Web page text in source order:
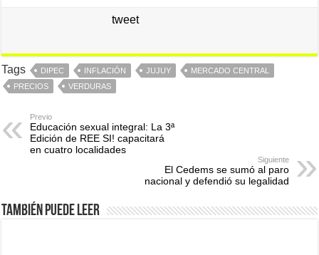
tweet
Tags DIPEC INFLACIÓN JUJUY
MERCADO CENTRAL
PRECIOS
VERDURAS
Previo
Educación sexual integral: La 3ª
Edición de REE SI! capacitará
en cuatro localidades
Siguiente
El Cedems se sumó al paro
nacional y defendió su legalidad
También puede leer